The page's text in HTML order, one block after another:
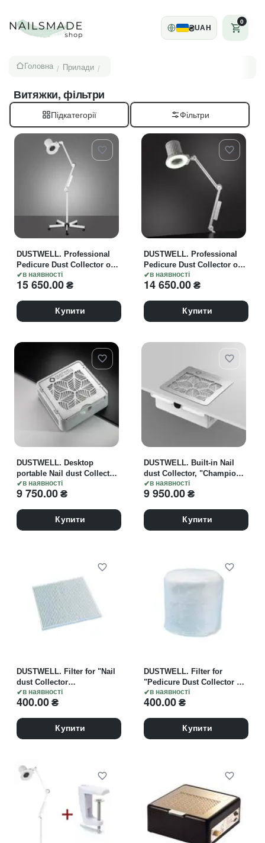
₴UAH
0
Головна / Прилади /
Витяжки, фільтри
Підкатегорії
в наявності
DUSTWELL. Professional
Pedicure Dust Collector on
a mobile base, "Air Dust".
Педикюрна витяжка на
15 650.00₴
Купити
в наявності
DUSTWELL. Professional
Pedicure Dust Collector on
clamp attachment, "Air
Dust". Педикюрна витяжка
14 650.00₴
Купити
в наявності
DUSTWELL. Desktop
portable Nail dust Collector,
"Pro N1". Витяжка
настільна
9 750.00₴
Купити
в наявності
DUSTWELL. Built-in Nail
dust Collector, "Champion".
Витяжка вбудована
9 950.00₴
Купити
в наявності
DUSTWELL. Filter for "Nail
dust Collector
Champion/Pro N1/Air Dust".
Фільтр для настільної
N1/Air Dust"
400.00₴
Купити
в наявності
DUSTWELL. Filter for
"Pedicure Dust Collector Air
Dust". Фільтр для
педикюрної витяжки "Air
400.00₴
Купити